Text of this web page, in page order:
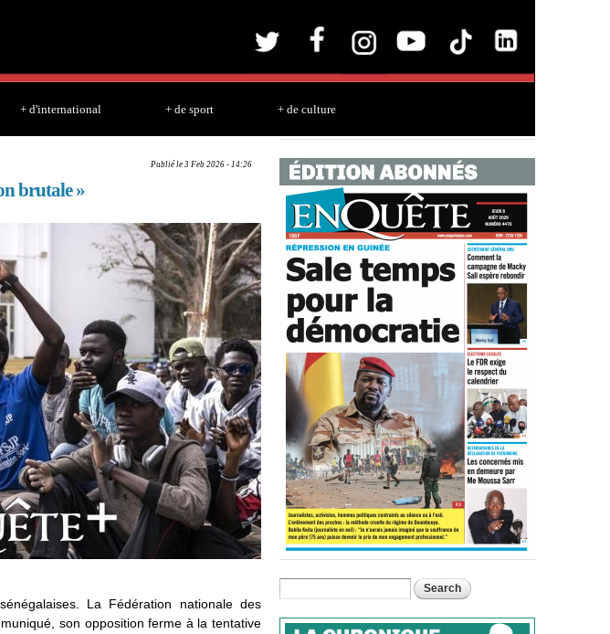
+ d'international + de sport + de culture
Publié le 3 Feb 2026 - 14:26
brutale »
La Fédération nationale des
son opposition ferme à la tentative
Search form